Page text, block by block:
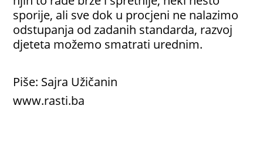
sporije, ali sve dok u procjeni ne nalazimo
odstupanja od zadanih standarda, razvoj
djeteta možemo smatrati urednim.
Piše: Sajra Užičanin
www.rasti.ba